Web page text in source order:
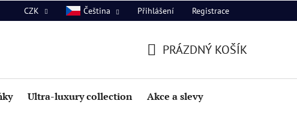
CZK Čeština Přihlášení Registrace
KOŠÍK
PRÁZDNÝ KOŠÍK
Ultra-luxury collection Akce a slevy